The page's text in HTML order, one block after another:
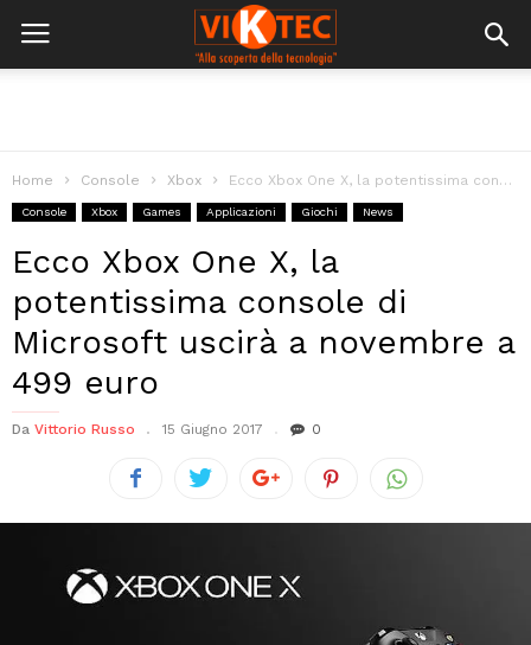
Home Console Xbox Ecco Xbox One X, la potentissima console di Microsoft uscirà a novembre...
Console Xbox Games Applicazioni Giochi News
Ecco Xbox One X, la
potentissima console di
Microsoft uscirà a novembre a
499 euro
Da Vittorio Russo 15 Giugno 2017 0